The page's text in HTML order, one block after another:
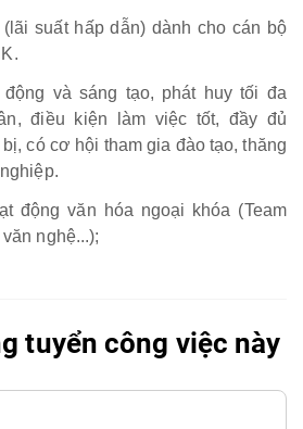
suất hấp dẫn) dành cho cán bộ
và sáng tạo, phát huy tối đa
điều kiện làm việc tốt, đầy đủ
có cơ hội tham gia đào tạo, thăng
động văn hóa ngoại khóa (Team
nghệ...);
tuyển công việc này